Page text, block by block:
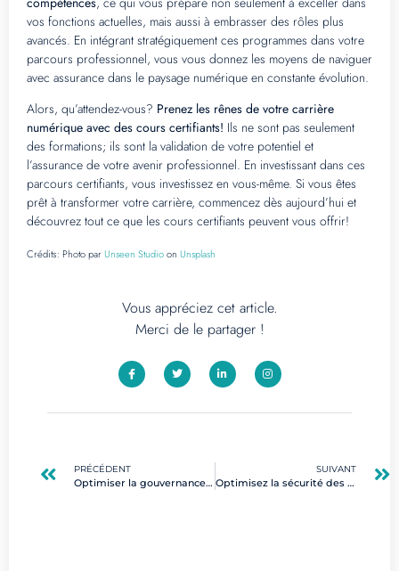
vos fonctions actuelles, mais aussi à embrasser des rôles plus
avancés. En intégrant stratégiquement ces programmes dans votre
parcours professionnel, vous vous donnez les moyens de naviguer
avec assurance dans le paysage numérique en constante évolution.
Alors, qu’attendez-vous? Prenez les rênes de votre carrière
numérique avec des cours certifiants! Ils ne sont pas seulement
des formations; ils sont la validation de votre potentiel et
l’assurance de votre avenir professionnel. En investissant dans ces
parcours certifiants, vous investissez en vous-même. Si vous êtes
prêt à transformer votre carrière, commencez dès aujourd’hui et
découvrez tout ce que les cours certifiants peuvent vous offrir!
Crédits: Photo parUnseen Studioon Unsplash
Vous appréciez cet article.
Merci de le partager !
PRÉCÉDENT
Optimiser la gouvernance des risques pour des compétences digitales renforcées
SUIVANT
Optimisez la sécurité des opérations avec des certifications professionnelles